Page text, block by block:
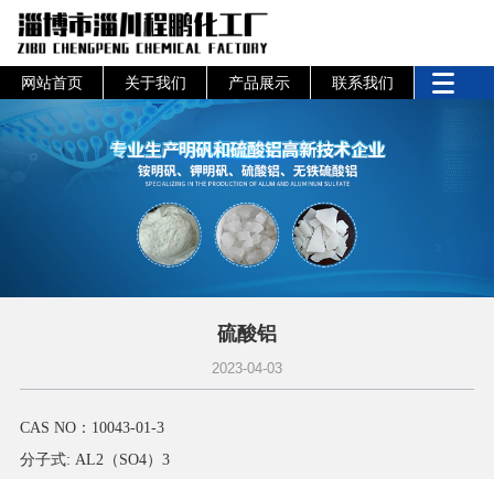
网站首页 关于我们 产品展示 联系我们
硫酸铝
2023-04-03
CAS NO：10043-01-3
分子式: AL2（SO4）3